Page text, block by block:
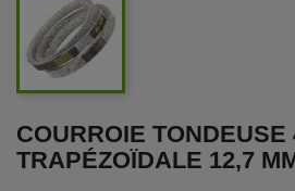
COURROIE
TRAPÉZOÏDALE 12,7